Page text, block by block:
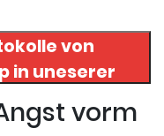
von
in uneserer
Protokollevorm